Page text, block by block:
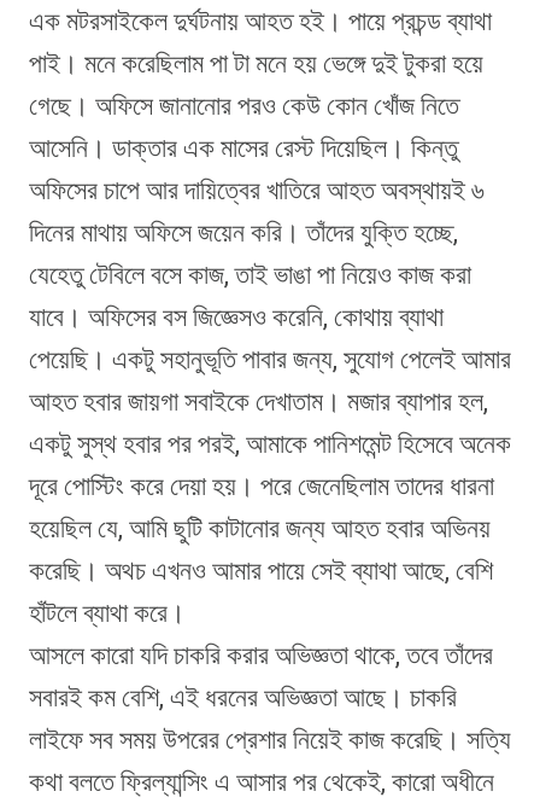
এক মটরসাইকেল দুর্ঘটনায় আহত হই। পায়ে প্রচন্ড ব্যাথা
পাই। মনে করেছিলাম পা টা মনে হয় ভেঙ্গে দুই টুকরা হয়ে
গেছে। অফিসে জানানোর পরও কেউ কোন খোঁজ নিতে
আসেনি। ডাক্তার এক মাসের রেস্ট দিয়েছিল। কিন্তু
অফিসের চাপে আর দায়িত্বের খাতিরে আহত অবস্থায়ই ৬
দিনের মাথায় অফিসে জয়েন করি। তাঁদের যুক্তি হচ্ছে,
যেহেতু টেবিলে বসে কাজ, তাই ভাঙা পা নিয়েও কাজ করা
যাবে। অফিসের বস জিজ্ঞেসও করেনি, কোথায় ব্যাথা
পেয়েছি। একটু সহানুভূতি পাবার জন্য, সুযোগ পেলেই আমার
আহত হবার জায়গা সবাইকে দেখাতাম। মজার ব্যাপার হল,
একটু সুস্থ হবার পর পরই, আমাকে পানিশমেন্ট হিসেবে অনেক
দূরে পোস্টিং করে দেয়া হয়। পরে জেনেছিলাম তাদের ধারনা
হয়েছিল যে, আমি ছুটি কাটানোর জন্য আহত হবার অভিনয়
করেছি। অথচ এখনও আমার পায়ে সেই ব্যাথা আছে, বেশি
হাঁটলে ব্যাথা করে।
আসলে কারো যদি চাকরি করার অভিজ্ঞতা থাকে, তবে তাঁদের
সবারই কম বেশি, এই ধরনের অভিজ্ঞতা আছে। চাকরি
লাইফে সব সময় উপরের প্রেশার নিয়েই কাজ করেছি। সত্যি
কথা বলতে ফ্রিল্যান্সিং এ আসার পর থেকেই, কারো অধীনে